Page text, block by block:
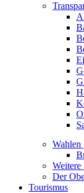
Wahlen
Der
Tourismus